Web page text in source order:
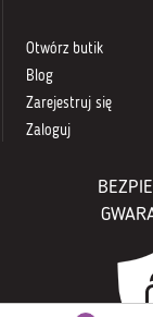
Otwórz butik
Blog
Zarejestruj się
Zaloguj